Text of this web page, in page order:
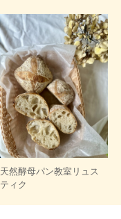
天然酵母パン教室リュス
ティク